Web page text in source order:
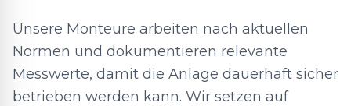
Unsere Monteure arbeiten nach aktuellen
Normen und dokumentieren relevante
Messwerte, damit die Anlage dauerhaft sicher
betrieben werden kann. Wir setzen auf